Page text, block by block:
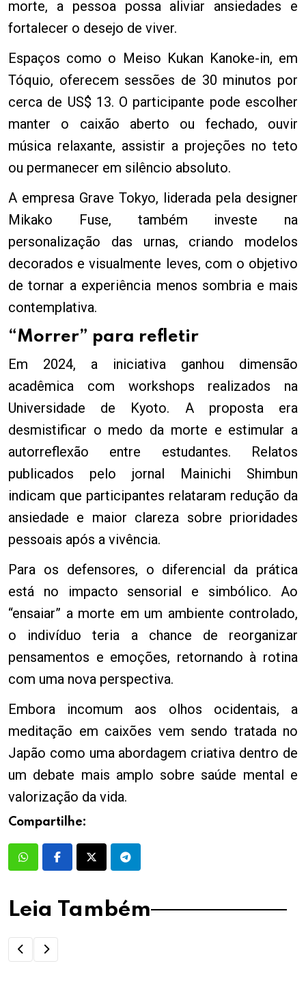
morte, a pessoa possa aliviar ansiedades e
fortalecer o desejo de viver.
Espaços como o Meiso Kukan Kanoke-in, em
Tóquio, oferecem sessões de 30 minutos por
cerca de US$ 13. O participante pode escolher
manter o caixão aberto ou fechado, ouvir
música relaxante, assistir a projeções no teto
ou permanecer em silêncio absoluto.
A empresa Grave Tokyo, liderada pela designer
Mikako Fuse, também investe na
personalização das urnas, criando modelos
decorados e visualmente leves, com o objetivo
de tornar a experiência menos sombria e mais
contemplativa.
“Morrer” para refletir
Em 2024, a iniciativa ganhou dimensão
acadêmica com workshops realizados na
Universidade de Kyoto. A proposta era
desmistificar o medo da morte e estimular a
autorreflexão entre estudantes. Relatos
publicados pelo jornal Mainichi Shimbun
indicam que participantes relataram redução da
ansiedade e maior clareza sobre prioridades
pessoais após a vivência.
Para os defensores, o diferencial da prática
está no impacto sensorial e simbólico. Ao
“ensaiar” a morte em um ambiente controlado,
o indivíduo teria a chance de reorganizar
pensamentos e emoções, retornando à rotina
com uma nova perspectiva.
Embora incomum aos olhos ocidentais, a
meditação em caixões vem sendo tratada no
Japão como uma abordagem criativa dentro de
um debate mais amplo sobre saúde mental e
valorização da vida.
Compartilhe:
Leia Também